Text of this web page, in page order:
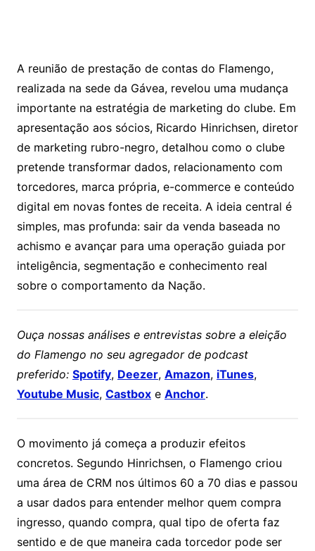
A reunião de prestação de contas do Flamengo,
realizada na sede da Gávea, revelou uma mudança
importante na estratégia de marketing do clube. Em
apresentação aos sócios, Ricardo Hinrichsen, diretor
de marketing rubro-negro, detalhou como o clube
pretende transformar dados, relacionamento com
torcedores, marca própria, e-commerce e conteúdo
digital em novas fontes de receita. A ideia central é
simples, mas profunda: sair da venda baseada no
achismo e avançar para uma operação guiada por
inteligência, segmentação e conhecimento real
sobre o comportamento da Nação.
Ouça nossas análises e entrevistas sobre a eleição
do Flamengo no seu agregador de podcast
preferido: Spotify, Deezer, Amazon, iTunes,
Youtube Music, Castboxe Anchor.
O movimento já começa a produzir efeitos
concretos. Segundo Hinrichsen, o Flamengo criou
uma área de CRM nos últimos 60 a 70 dias e passou
a usar dados para entender melhor quem compra
ingresso, quando compra, qual tipo de oferta faz
sentido e de que maneira cada torcedor pode ser